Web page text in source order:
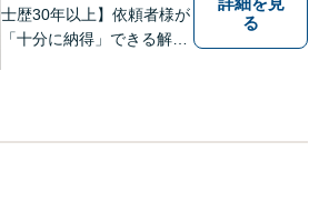
士歴30年以上】依頼者様が
「十分に納得」できる解決
る